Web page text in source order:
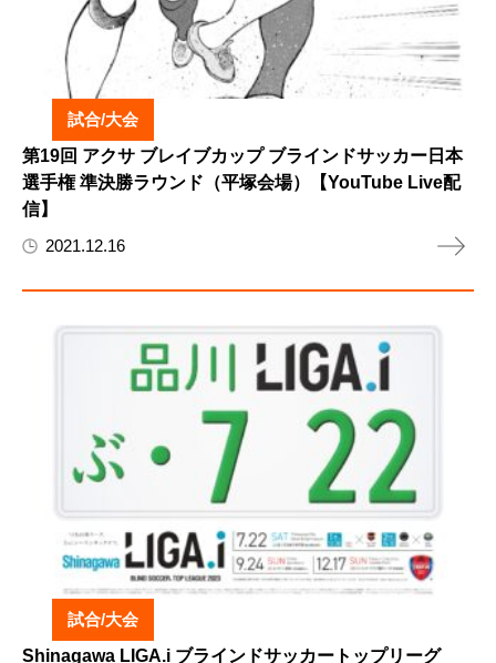
試合/大会
第19回 アクサ ブレイブカップ ブラインドサッカー日本
選手権 準決勝ラウンド（平塚会場）【YouTube Live配
信】
2021.12.16
試合/大会
Shinagawa LIGA.i ブラインドサッカートップリーグ